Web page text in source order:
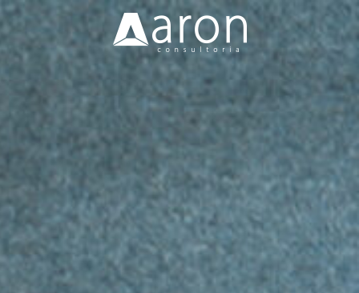
Nossa Missão
Soluções
Clientes
Blog
Vagas